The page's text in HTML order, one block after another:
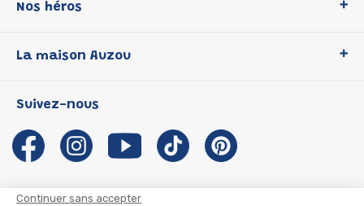
Continuer sans accepter
Nos héros
P'tit Loup
Les Influenceuses
Migali
Petite Taupe
La maison Auzou
Notre histoire
Auzou s'engage
Auteurs et illustrateurs Auzou
Suivez-nous